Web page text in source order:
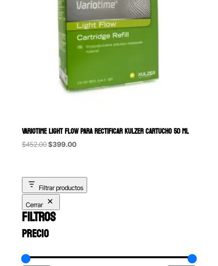
VARIOTIME LIGHT FLOW PARA RECTIFICAR KULZER CARTUCHO 50 ML
$452.00Original
$452.00.
$399.00Current
$399.00.
Filtrar productos
Cerrar
FILTROS
PRECIO